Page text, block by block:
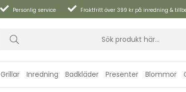
Personlig service Fraktfritt över 399 kr på inredning &
Grillar Inredning Badkläder Presenter Blommor